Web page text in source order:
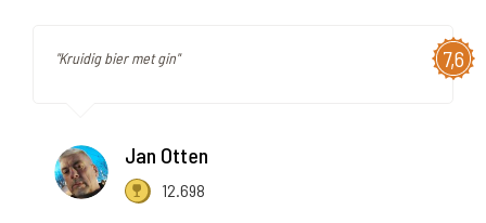
7,6
"Kruidig bier met gin"
Jan Otten
12.698